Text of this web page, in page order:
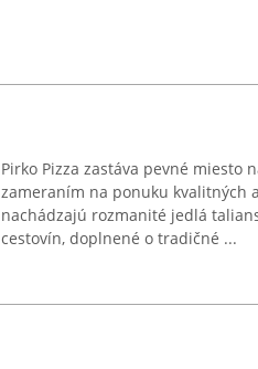
Pirko Pizza zastáva pevné miesto
zameraním na ponuku kvalitných
nachádzajú rozmanité jedlá
cestovín, doplnené o tradičné ...